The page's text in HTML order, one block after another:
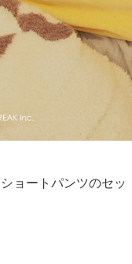
ョートパンツのセッ